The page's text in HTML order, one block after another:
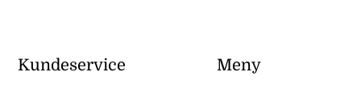
Kundeservice Meny